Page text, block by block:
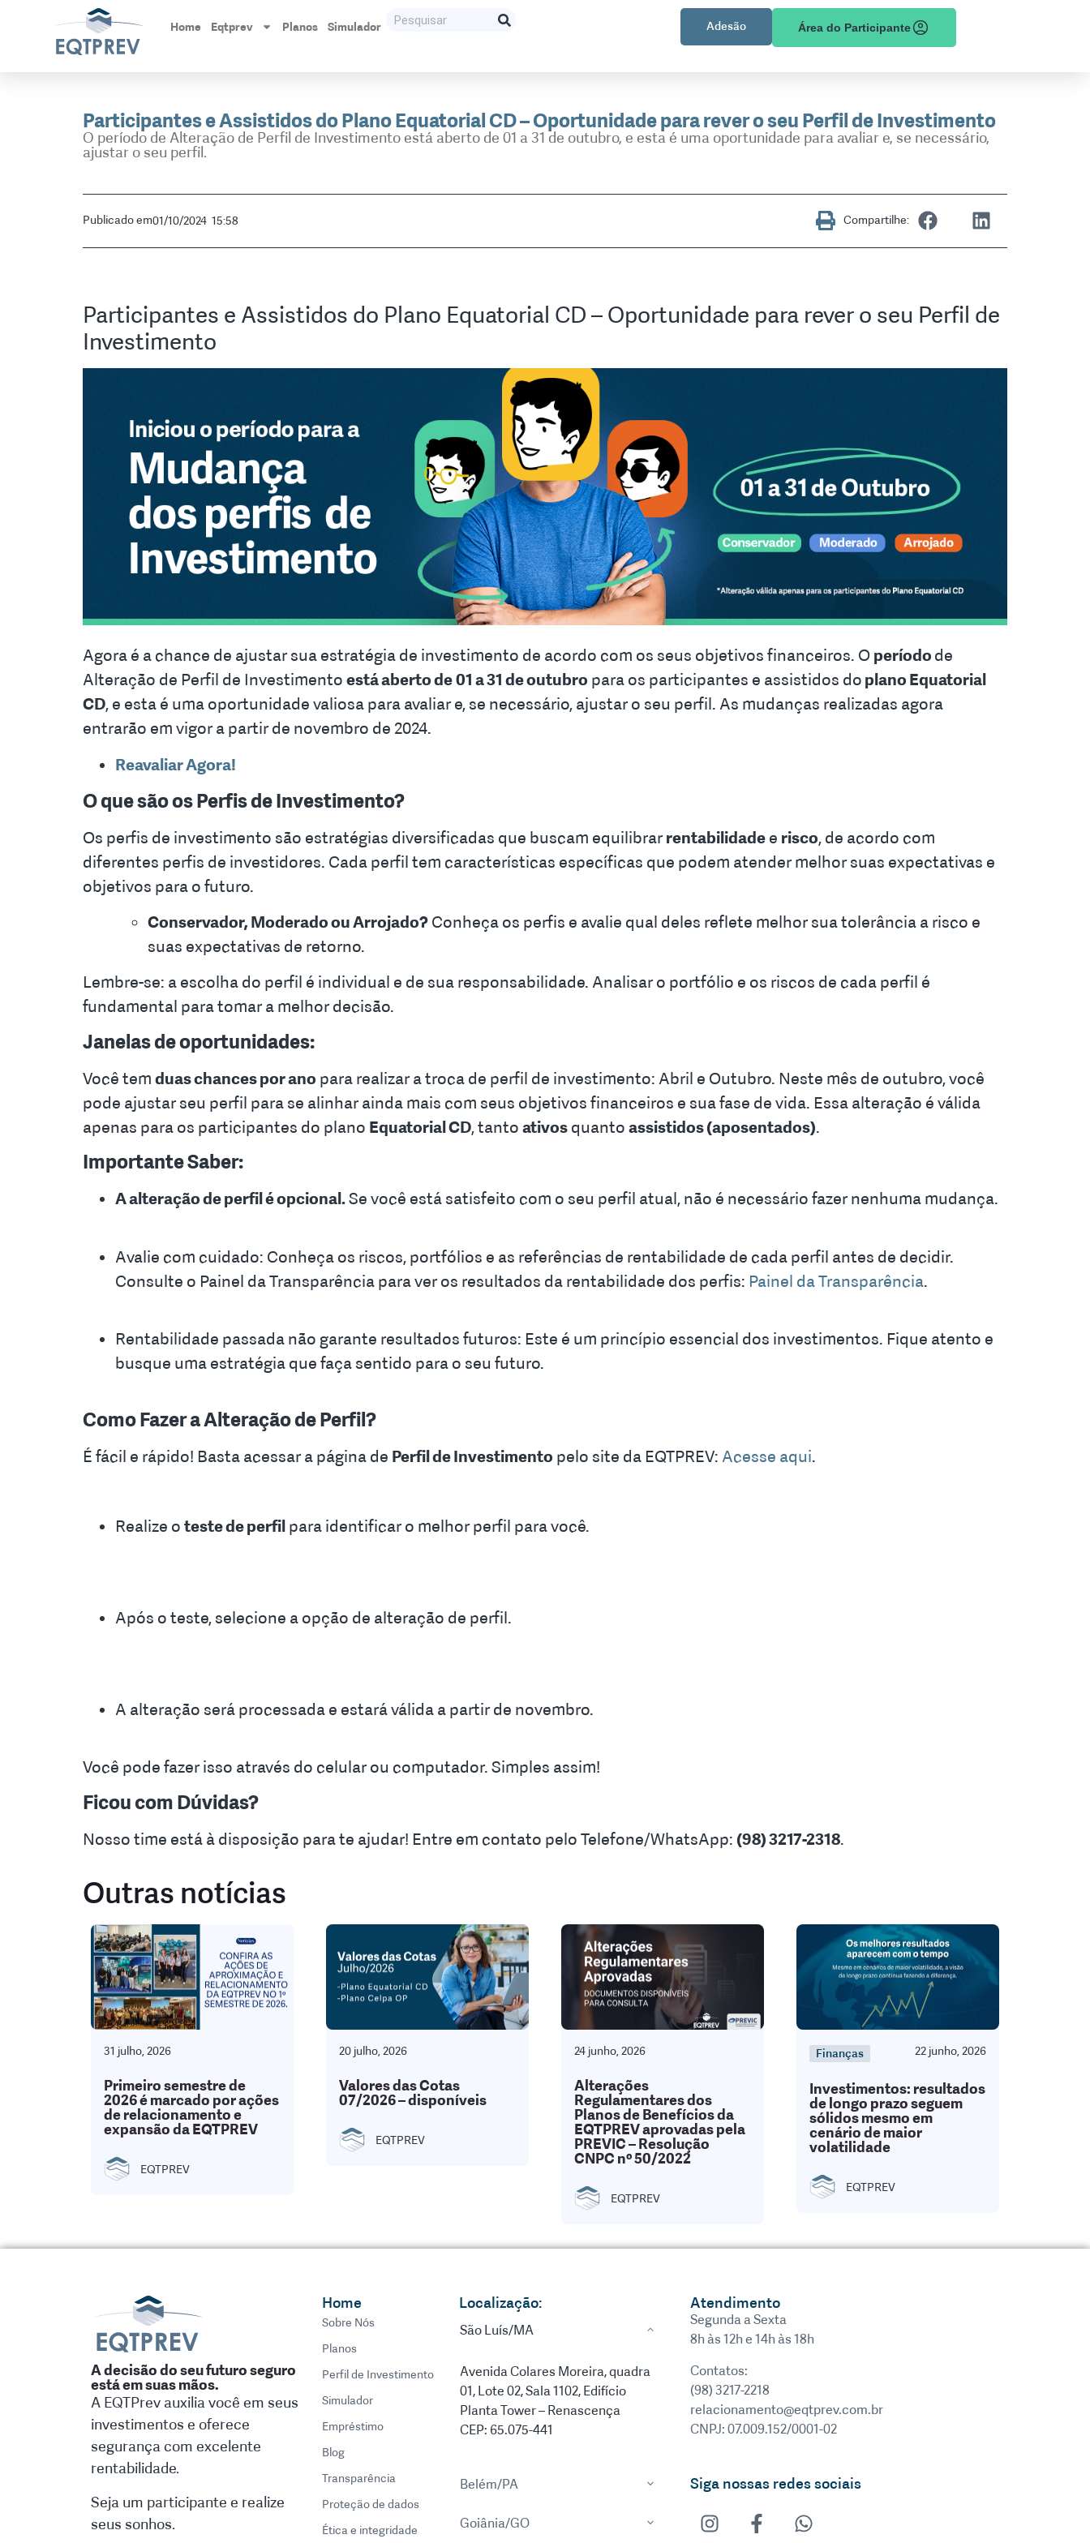
Home Eqtprev Planos Simulador Adesão Área do Participante
Participantes e Assistidos do Plano Equatorial CD – Oportunidade para rever o seu Perfil de Investimento
O período de Alteração de Perfil de Investimento está aberto de 01 a 31 de outubro, e esta é uma oportunidade para avaliar e, se necessário,
ajustar o seu perfil.
Publicado em01/10/2024 15:58 Compartilhe:
Participantes e Assistidos do Plano Equatorial CD – Oportunidade para rever o seu Perfil de
Investimento
Agora é a chance de ajustar sua estratégia de investimento de acordo com os seus objetivos financeiros. O período de
Alteração de Perfil de Investimento está aberto de01 a 31 de outubro para os participantes e assistidos do plano Equatorial
CD, e esta é uma oportunidade valiosa para avaliar e, se necessário, ajustar o seu perfil. As mudanças realizadas agora
entrarão em vigor a partir de novembro de 2024.
Reavaliar Agora!
O que são os Perfis de Investimento?
Os perfis de investimento são estratégias diversificadas que buscam equilibrar rentabilidade e risco, de acordo com
diferentes perfis de investidores. Cada perfil tem características específicas que podem atender melhor suas expectativas e
objetivos para o futuro.
Conservador, Moderado ou Arrojado? Conheça os perfis e avalie qual deles reflete melhor sua tolerância a risco e
suas expectativas de retorno.
Lembre-se: a escolha do perfil é individual e de sua responsabilidade. Analisar o portfólio e os riscos de cada perfil é
fundamental para tomar a melhor decisão.
Janelas de oportunidades:
Você tem duas chances por ano para realizar a troca de perfil de investimento: Abril e Outubro. Neste mês de outubro, você
pode ajustar seu perfil para se alinhar ainda mais com seus objetivos financeiros e sua fase de vida. Essa alteração é válida
apenas para os participantes do plano Equatorial CD, tanto ativos quanto assistidos (aposentados).
Importante Saber:
A alteração de perfil é opcional.Se você está satisfeito com o seu perfil atual, não é necessário fazer nenhuma mudança.
Avalie com cuidado: Conheça os riscos, portfólios e as referências de rentabilidade de cada perfil antes de decidir.
Consulte o Painel da Transparência para ver os resultados da rentabilidade dos perfis: Painel da Transparência.
Rentabilidade passada não garante resultados futuros: Este é um princípio essencial dos investimentos. Fique atento e
busque uma estratégia que faça sentido para o seu futuro.
Como Fazer a Alteração de Perfil?
É fácil e rápido! Basta acessar a página de Perfil de Investimento pelo site da EQTPREV: Acesse aqui.
Realize o teste de perfil para identificar o melhor perfil para você.
Após o teste, selecione a opção de alteração de perfil.
A alteração será processada e estará válida a partir de novembro.
Você pode fazer isso através do celular ou computador. Simples assim!
Ficou com Dúvidas?
Nosso time está à disposição para te ajudar! Entre em contato pelo Telefone/WhatsApp: (98) 3217-2318.
Outras notícias
31 julho, 2026
Primeiro semestre de
2026 é marcado por ações
de relacionamento e
expansão da EQTPREV
EQTPREV
20 julho, 2026
Valores das Cotas
07/2026 – disponíveis
EQTPREV
24 junho, 2026
Alterações
Regulamentares dos
Planos de Benefícios da
EQTPREV aprovadas pela
PREVIC – Resolução
CNPC nº 50/2022
EQTPREV
Finanças 22 junho, 2026
Investimentos: resultados
de longo prazo seguem
sólidos mesmo em
cenário de maior
volatilidade
EQTPREV
A decisão do seu futuro seguro
está em suas mãos.
A EQTPrev auxilia você em seus
investimentos e oferece
segurança com excelente
rentabilidade.
Seja um participante e realize
seus sonhos.
Home
Sobre Nós
Planos
Perfil de Investimento
Simulador
Empréstimo
Blog
Transparência
Proteção de dados
Ética e integridade
Localização:
São Luís/MA
Avenida Colares Moreira, quadra
01, Lote 02, Sala 1102, Edifício
Planta Tower – Renascença
CEP: 65.075-441
Belém/PA
Goiânia/GO
Atendimento
Segunda a Sexta
8h às 12h e 14h às 18h
Contatos:
(98) 3217-2218
relacionamento@eqtprev.com.br
CNPJ: 07.009.152/0001-02
Siga nossas redes sociais